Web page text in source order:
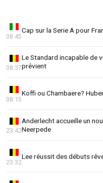
Cap sur la Serie A pour
08:45
Le Standard incapable de
prévient
08:37
Koffi ou Chambaere?
08:15
Anderlecht accueille un
Neerpede
23:42
Lee réussit des débuts
23:32